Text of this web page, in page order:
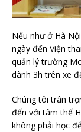
Nếu như ở Hà
ngày đến Viện
quản lý trường
dành 3h trên xe
Chúng tôi trân
đến với tâm thế
không phải học